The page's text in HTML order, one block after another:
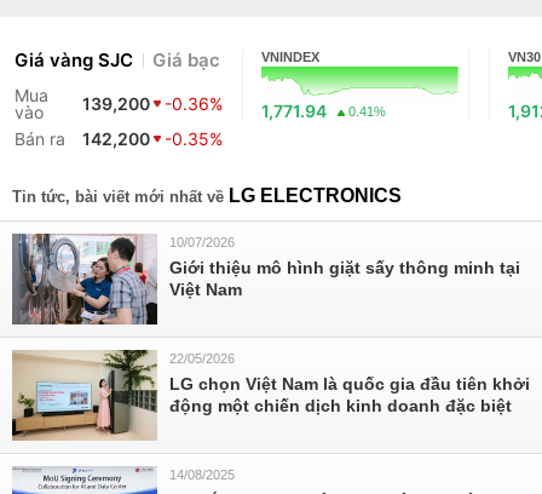
Giá vàng SJC Giá bạc
Mua
vào
139,200
-0.36%
Bán ra
142,200 -0.35%
VNINDEX
1,771.94 0.41%
VN30
Tin tức, bài viết mới nhất về LG ELECTRONICS
10/07/2026
Giới thiệu mô hình giặt sấy thông minh tại
Việt Nam
22/05/2026
LG chọn Việt Nam là quốc gia đầu tiên khởi
động một chiến dịch kinh doanh đặc biệt
14/08/2025